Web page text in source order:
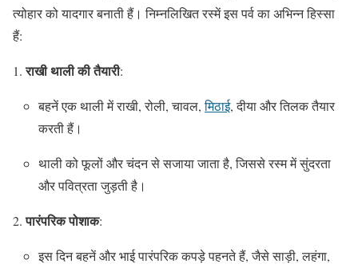
त्योहार को यादगार बनाती हैं। निम्नलिखित रस्में इस पर्व का अभिन्न हिस्सा
हैं:
राखी थाली की तैयारी:
बहनें एक थाली में राखी, रोली, चावल,मिठाई, दीया और तिलक तैयार
करती हैं।
थाली को फूलों और चंदन से सजाया जाता है, जिससे रस्म में सुंदरता
और पवित्रता जुड़ती है।
पारंपरिक पोशाक:
इस दिन बहनें और भाई पारंपरिक कपड़े पहनते हैं, जैसे साड़ी, लहंगा,